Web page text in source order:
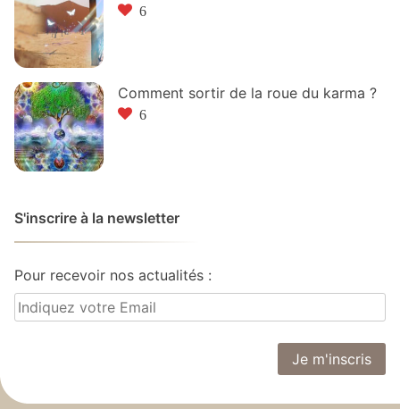
6
Comment sortir de la roue du karma ?
6
S'inscrire à la newsletter
Pour recevoir nos actualités :